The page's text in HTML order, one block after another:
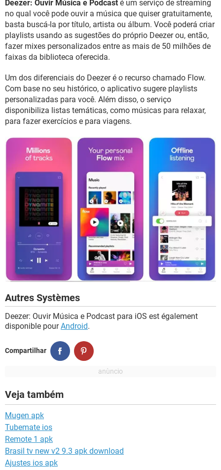
GUIA DE COMPRAS
Deezer: Ouvir Música e Podcast é um serviço de streaming
no qual você pode ouvir a música que quiser gratuitamente,
basta buscá-la por título, artista ou álbum. Você poderá criar
playlists usando as sugestões do próprio Deezer ou, então,
fazer mixes personalizados entre as mais de 50 milhões de
faixas da biblioteca oferecida.
Um dos diferenciais do Deezer é o recurso chamado Flow.
Com base no seu histórico, o aplicativo sugere playlists
personalizadas para você. Além disso, o serviço
disponibiliza listas temáticas, como músicas para relaxar,
para fazer exercícios e para viagens.
Autres Systèmes
Deezer: Ouvir Música e Podcast para iOS est également
disponible pourAndroid.
Compartilhar
Veja também
Mugen apk
Tubemate ios
Remote 1 apk
Brasil tv new v2 9.3 apk download
Ajustes ios apk